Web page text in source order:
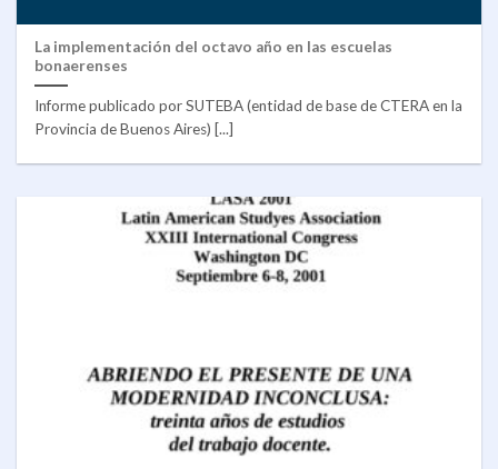
La implementación del octavo año en las escuelas
bonaerenses
Informe publicado por SUTEBA (entidad de base de CTERA en la
Provincia de Buenos Aires) [...]